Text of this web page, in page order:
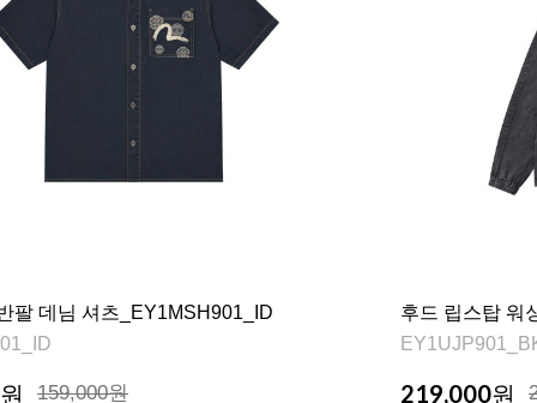
팔 데님 셔츠_EY1MSH901_ID
원 159,000원
후드 립스탑 워
219,000원